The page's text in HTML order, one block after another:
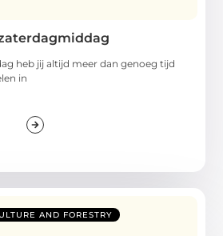
heb jij altijd meer dan genoeg tijd
in
AND FORESTRY